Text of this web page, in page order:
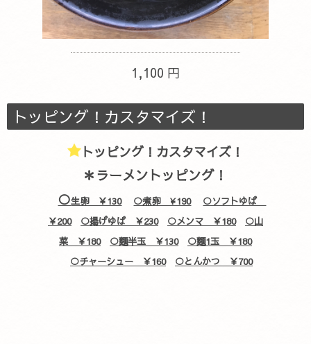
1,100 円
トッピング！カスタマイズ！
トッピング！カスタマイズ！
＊ラーメントッピング！
○生卵 ￥130 ○煮卵 ¥190
○ソフトゆば
￥200
○揚げゆば ￥230 ○メンマ ￥180
○山
菜 ￥180
○麵半玉 ￥130
○麵1玉 ￥180
○チャーシュー ￥160
○とんかつ ￥700